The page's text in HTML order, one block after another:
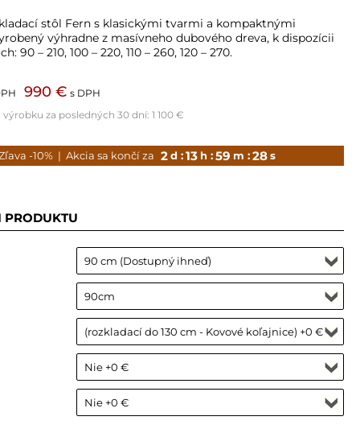
stôl Fern s klasickými tvarmi a kompaktnými
výhradne z masívneho dubového dreva, k dispozícii
90 – 210, 100 – 220, 110 – 260, 120 – 270.
990 € s DPH
výrobku za posledných 30 dní:1 100 €
-10% | Akcia sa končí za 2 d : 13 h : 59 m : 26 s
PRODUKTU